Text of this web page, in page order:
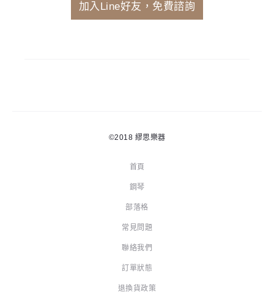
加入Line好友，免費諮詢
©2018 繆思樂器
首頁
鋼琴
部落格
常見問題
聯絡我們
訂單狀態
退換貨政策